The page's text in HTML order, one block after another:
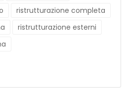
ristrutturazione completa
ristrutturazione esterni